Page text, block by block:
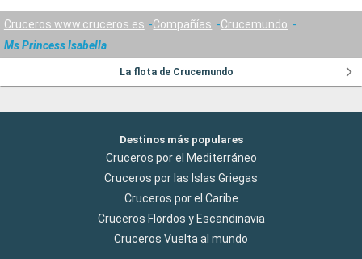
Cruceros www.cruceros.es Compañías
Crucemundo
Ms Princess Isabella
La flota de Crucemundo
Destinos más populares
Cruceros por el Mediterráneo
Cruceros por las Islas Griegas
Cruceros por el Caribe
Cruceros Flordos y Escandinavia
Cruceros Vuelta al mundo